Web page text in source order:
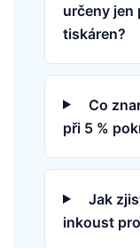
určeny jen
tiskáren?
Co
při 5 %
Jak
inkoust